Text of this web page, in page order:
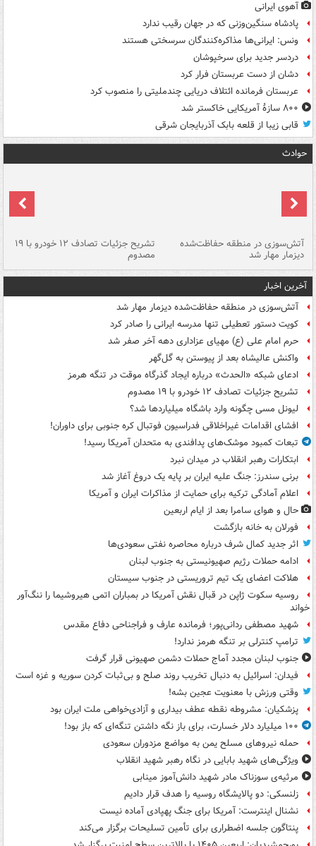
آهوی ایرانی
پادشاه سنگین‌وزنی که در جهان رقیب ندارد
ونس: ایرانی‌ها مذاکره‌کنندگان سرسختی هستند
دردسر جدید برای سرخپوشان
دشان از دست عربستان فرار کرد
عربستان فرمانده ائتلاف دریایی چندملیتی را منصوب کرد
۸۰۰ سازۀ آمریکایی خاکستر شد
قابی زیبا از قلعه بابک آذربایجان شرقی
حوادث
آتش‌سوزی در منطقه حفاظت‌شده
دیزمار مهار شد
تشریح جزئیات تصادف ۱۲ خودرو با ۱۹
مصدوم
آخرین اخبار
آتش‌سوزی در منطقه حفاظت‌شده دیزمار مهار شد
کویت دستور تعطیلی تنها مدرسه ایرانی را صادر کرد
حرم امام علی (ع) مهیای عزاداری دهه آخر صفر شد
واکنش عالیشاه بعد از پیوستن به گل‌گهر
ادعای شبکه «الحدث» درباره ایجاد گذرگاه موقت در تنگه هرمز
تشریح جزئیات تصادف ۱۲ خودرو با ۱۹ مصدوم
لیونل مسی چگونه وارد باشگاه میلیاردها شد؟
افشای اقدامات غیراخلاقی فدراسیون فوتبال کره جنوبی برای داوران!
تبعات کمبود موشک‌های پدافندی به متحدان آمریکا رسید!
ابتکارات رهبر انقلاب در میدان نبرد
برنی سندرز: جنگ علیه ایران بر پایه یک دروغ آغاز شد
اعلام آمادگی ترکیه برای حمایت از مذاکرات ایران و آمریکا
حال و هوای سامرا بعد از ایام اربعین
فورلان به خانه بازگشت
اثر جدید کمال شرف درباره محاصره نفتی سعودی‌ها
ادامه حملات رژیم صهیونیستی به جنوب لبنان
هلاکت اعضای یک تیم تروریستی در جنوب سیستان
روسیه سکوت ژاپن در قبال نقش آمریکا در بمباران اتمی هیروشیما را ننگ‌آور
خواند
شهید مصطفی ردانی‌پور؛ فرمانده عارف و فراجناحی دفاع مقدس
ترامپ کنترلی بر تنگه هرمز ندارد!
جنوب لبنان مجدد آماج حملات دشمن صهیونی قرار گرفت
فیدان: اسرائیل به دنبال تخریب روند صلح و بی‌ثبات کردن سوریه و غزه است
وقتی ورزش با معنویت عجین بشه!
پزشکیان: مشروطه نقطه عطف بیداری و آزادی‌خواهی ملت ایران بود
۱۰۰ میلیارد دلار خسارت، برای باز نگه داشتن تنگه‌ای که باز بود!
حمله نیروهای مسلح یمن به مواضع مزدوران سعودی
ویژگی‌های شهید بابایی در نگاه رهبر شهید انقلاب
مرثیه‌ی سوزناک مادر شهید دانش‌آموز مینابی
زلنسکی: دو پالایشگاه روسیه را هدف قرار دادیم
نشنال اینترست: آمریکا برای جنگ پهپادی آماده نیست
پنتاگون جلسه اضطراری برای تأمین تسلیحات برگزار می‌کند